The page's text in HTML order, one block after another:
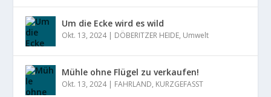
Um die Ecke wird es wild
Okt. 13, 2024| DÖBERITZER HEIDE, Umwelt
Mühle ohne Flügel zu verkaufen!
Okt. 13, 2024| FAHRLAND, KURZGEFASST